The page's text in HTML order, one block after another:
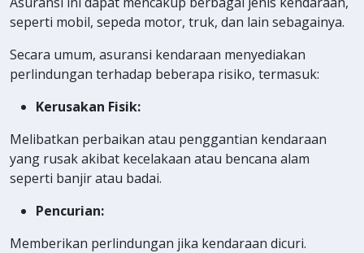
seperti mobil, sepeda motor, truk, dan lain sebagainya.
Secara umum, asuransi kendaraan menyediakan
perlindungan terhadap beberapa risiko, termasuk:
Kerusakan Fisik:
Melibatkan perbaikan atau penggantian kendaraan
yang rusak akibat kecelakaan atau bencana alam
seperti banjir atau badai.
Pencurian:
Memberikan perlindungan jika kendaraan dicuri.